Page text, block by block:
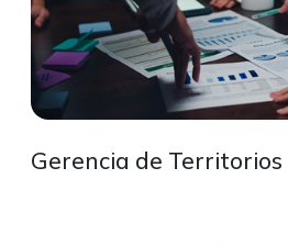
Gerencia de Territorios